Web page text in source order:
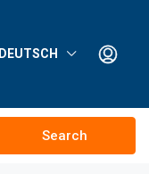
DEUTSCH
Search